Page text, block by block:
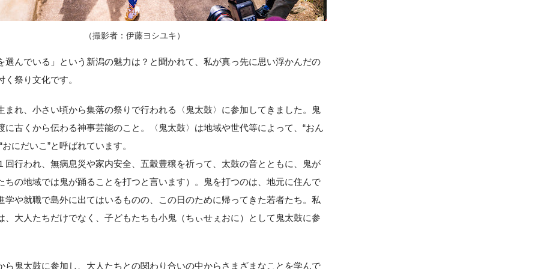
（撮影者：伊藤ヨシユキ）
選んでいる」という新潟の魅力は？と聞かれて、私が真っ先に思い浮かんだの
く祭り文化です。
まれ、小さい頃から集落の祭りで行われる〈鬼太鼓〉に参加してきました。鬼
に古くから伝わる神事芸能のこと。〈鬼太鼓〉は地域や世代等によって、“おん
にだいこ”と呼ばれています。
回行われ、無病息災や家内安全、五穀豊穣を祈って、太鼓の音とともに、鬼が
ちの地域では鬼が踊ることを打つと言います）。鬼を打つのは、地元に住んで
学や就職で島外に出てはいるものの、この日のために帰ってきた若者たち。私
、大人たちだけでなく、子どもたちも小鬼（ちぃせぇおに）として鬼太鼓に参
ら鬼太鼓に参加し、大人たちとの関わり合いの中からさまざまなことを学んで